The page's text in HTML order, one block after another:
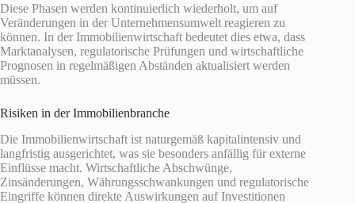
Diese Phasen werden kontinuierlich wiederholt, um auf
Veränderungen in der Unternehmensumwelt reagieren zu
können. In der Immobilienwirtschaft bedeutet dies etwa, dass
Marktanalysen, regulatorische Prüfungen und wirtschaftliche
Prognosen in regelmäßigen Abständen aktualisiert werden
müssen.
Risiken in der Immobilienbranche
Die Immobilienwirtschaft ist naturgemäß kapitalintensiv und
langfristig ausgerichtet, was sie besonders anfällig für externe
Einflüsse macht. Wirtschaftliche Abschwünge,
Zinsänderungen, Währungsschwankungen und regulatorische
Eingriffe können direkte Auswirkungen auf Investitionen